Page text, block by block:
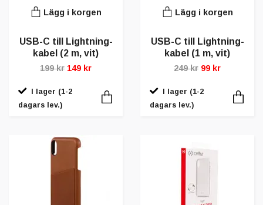
Lägg i korgen
USB-C till Lightning-
kabel (2 m, vit)
199 kr 149 kr
I lager (1-2
dagars lev.)
Lägg i korgen
USB-C till Lightning-
kabel (1 m, vit)
249 kr 99 kr
I lager (1-2
dagars lev.)